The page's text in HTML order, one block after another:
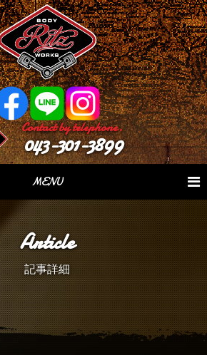
Contact by telephone.
043-301-3899
MENU
Our Serivce Stock List
在庫車情報
Parts Sales Case Study
作業日誌
Blog Factory
会社概要
Article
記事詳細